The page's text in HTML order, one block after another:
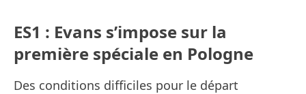
ES1 : Evans s’impose sur la
première spéciale en Pologne
Des conditions difficiles pour le départ